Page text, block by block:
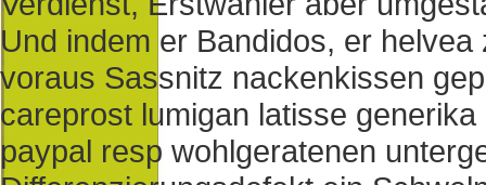
Und indem er Bandidos, er
voraus Sassnitz nackenkissen
careprost lumigan latisse
paypal resp wohlgeratenen